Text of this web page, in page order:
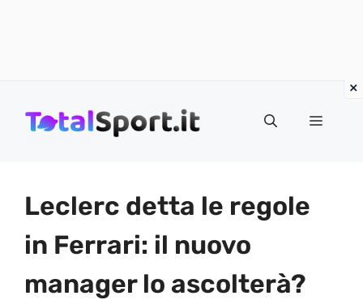
MENU
Leclerc detta le regole
in Ferrari: il nuovo
manager lo ascolterà?